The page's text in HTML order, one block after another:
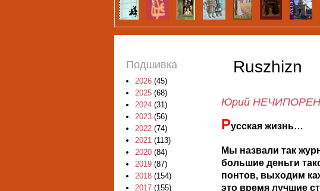
Ruszhizn
Юрий
Русская жизнь…
Мы назвали так
большие деньги
понтов, выходим
это время лучшие
Подшивка
2026 (45)
2025 (68)
2024 (31)
2023 (56)
2022 (74)
2021 (113)
2020 (84)
2019 (87)
2018 (154)
2017 (155)